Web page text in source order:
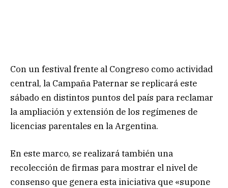
Con un festival frente al Congreso como actividad
central, la Campaña Paternar se replicará este
sábado en distintos puntos del país para reclamar
la ampliación y extensión de los regímenes de
licencias parentales en la Argentina.
En este marco, se realizará también una
recolección de firmas para mostrar el nivel de
consenso que genera esta iniciativa que «supone